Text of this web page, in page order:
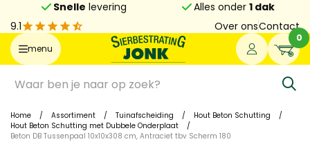
Snelle levering Alles onder 1 dak
9.1
Over onsContact
menu
0
Home / Assortiment / Tuinafscheiding / Hout Beton Schutting
/
Hout Beton Schutting met Dubbele Onderplaat
/
Beton DB Tussenpaal 10x10x308 cm, Antraciet tbv Scherm 180